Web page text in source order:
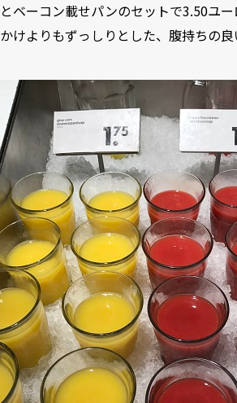
とベーコン載せパンのセットで3.50ユ
かけよりもずっしりとした、腹持ちの良